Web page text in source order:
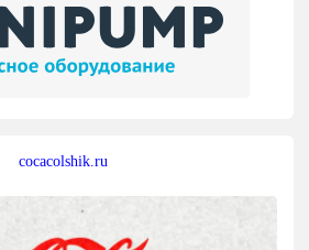
cocacolshik.ru